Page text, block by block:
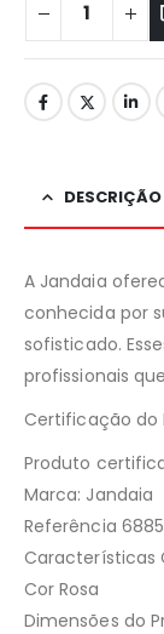
DESCRIÇÃO
A Jandaia
conhecida por
sofisticado.
profissionais
Certificação do
Produto
Marca: Jandaia
Referência
Características
Cor Rosa
Dimensões do